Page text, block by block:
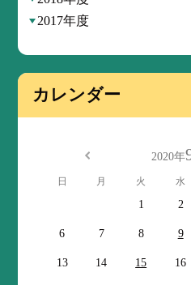
2017年度
カレンダー
2020年
日 月 火 水
1 2
6 7 8 9
13 14 15 16